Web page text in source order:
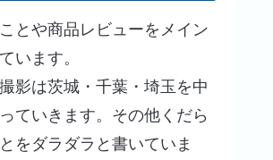
とや商品レビューをメイン
います。
影は茨城・千葉・埼玉を中
ていきます。その他くだら
をダラダラと書いていま